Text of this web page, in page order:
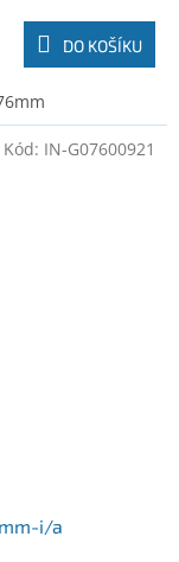
DO KOŠÍKU
i/a
Kód: IN-G07600921